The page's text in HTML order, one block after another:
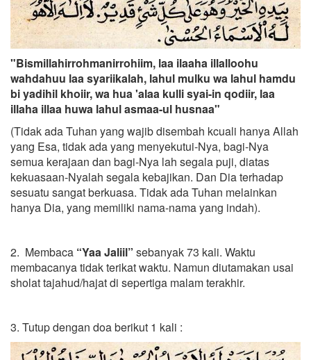
"Bismillahirrohmanirrohiim, laa ilaaha illalloohu
wahdahuu laa syariikalah, lahul mulku wa lahul hamdu
bi yadihil khoiir, wa hua 'alaa kulli syai-in qodiir, laa
illaha illaa huwa lahul asmaa-ul husnaa"
(Tidak ada Tuhan yang wajib disembah kcuali hanya Allah
yang Esa, tidak ada yang menyekutui-Nya, bagi-Nya
semua kerajaan dan bagi-Nya lah segala puji, diatas
kekuasaan-Nyalah segala kebajikan. Dan Dia terhadap
sesuatu sangat berkuasa. Tidak ada Tuhan melainkan
hanya Dia, yang memiliki nama-nama yang indah).
2. Membaca “Yaa Jaliil” sebanyak 73 kali. Waktu
membacanya tidak terikat waktu. Namun diutamakan usai
sholat tajahud/hajat di sepertiga malam terakhir.
3. Tutup dengan doa berikut 1 kali :